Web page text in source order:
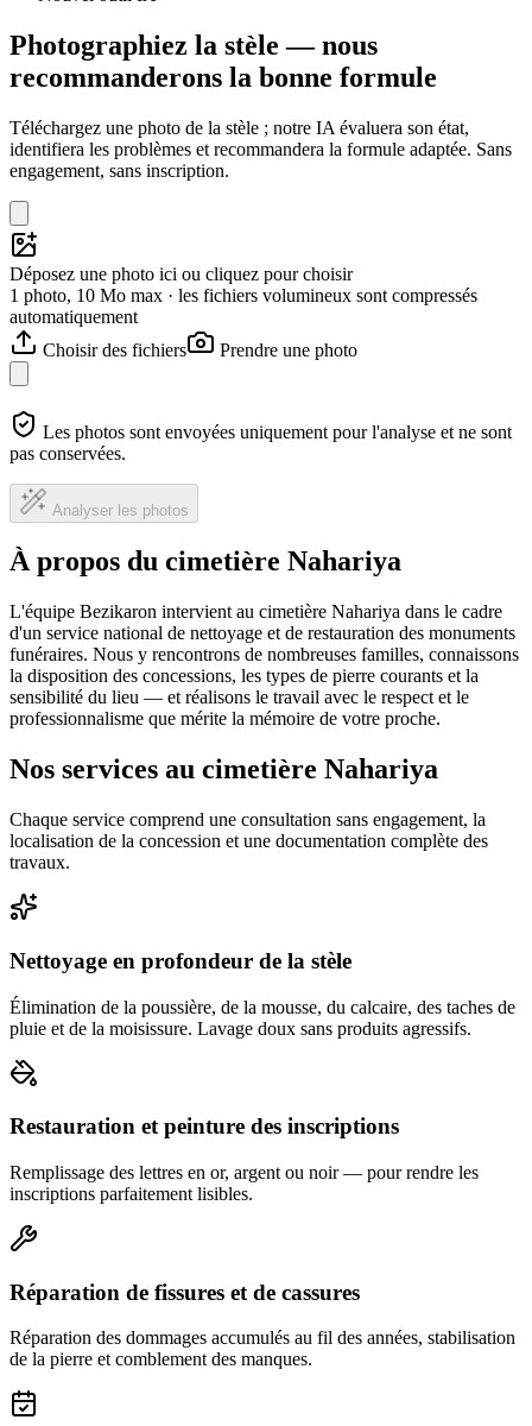
Photographiez la stèle — nous
recommanderons la bonne formule
Téléchargez une photo de la stèle ; notre IA évaluera son état,
identifiera les problèmes et recommandera la formule adaptée. Sans
engagement, sans inscription.
Déposez une photo ici ou cliquez pour choisir
1 photo, 10 Mo max · les fichiers volumineux sont compressés
automatiquement
Choisir des fichiers
Prendre une photo
Les photos sont envoyées uniquement pour l'analyse et ne sont
pas conservées.
Analyser les photos
À propos du cimetière Nahariya
L'équipe Bezikaron intervient au cimetière Nahariya dans le cadre
d'un service national de nettoyage et de restauration des monuments
funéraires. Nous y rencontrons de nombreuses familles, connaissons
la disposition des concessions, les types de pierre courants et la
sensibilité du lieu — et réalisons le travail avec le respect et le
professionnalisme que mérite la mémoire de votre proche.
Nos services au cimetière Nahariya
Chaque service comprend une consultation sans engagement, la
localisation de la concession et une documentation complète des
travaux.
Nettoyage en profondeur de la stèle
Élimination de la poussière, de la mousse, du calcaire, des taches de
pluie et de la moisissure. Lavage doux sans produits agressifs.
Restauration et peinture des inscriptions
Remplissage des lettres en or, argent ou noir — pour rendre les
inscriptions parfaitement lisibles.
Réparation de fissures et de cassures
Réparation des dommages accumulés au fil des années, stabilisation
de la pierre et comblement des manques.